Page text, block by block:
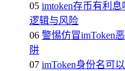
05 imtoken存币有利
逻辑与风险
06 警惕仿冒imToken
阱
07 imToken身份名可